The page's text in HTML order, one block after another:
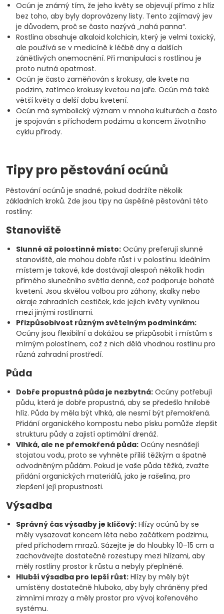
Ocún je známý tím, že jeho květy se objevují přímo z hlíz
bez toho, aby byly doprovázeny listy. Tento zajímavý jev
je důvodem, proč se často nazývá „nahá panna“.
Rostlina obsahuje alkaloid kolchicin, který je velmi toxický,
ale používá se v medicíně k léčbě dny a dalších
zánětlivých onemocnění. Při manipulaci s rostlinou je
proto nutná opatrnost.
Ocún je často zaměňován s krokusy, ale kvete na
podzim, zatímco krokusy kvetou na jaře. Ocún má také
větší květy a delší dobu kvetení.
Ocún má symbolický význam v mnoha kulturách a často
je spojován s příchodem podzimu a koncem životního
cyklu přírody.
Tipy pro pěstování ocúnů
Pěstování ocúnů je snadné, pokud dodržíte několik
základních kroků. Zde jsou tipy na úspěšné pěstování této
rostliny:
Stanoviště
Slunné až polostinné místo: Ocúny preferují slunné
stanoviště, ale mohou dobře růst i v polostínu. Ideálním
místem je takové, kde dostávají alespoň několik hodin
přímého slunečního světla denně, což podporuje bohaté
kvetení. Jsou skvělou volbou pro záhony, skalky nebo
okraje zahradních cestiček, kde jejich květy vyniknou
mezi jinými rostlinami.
Přizpůsobivost různým světelným podmínkám:
Ocúny jsou flexibilní a dokážou se přizpůsobit i místům s
mírným polostínem, což z nich dělá vhodnou rostlinu pro
různá zahradní prostředí.
Půda
Dobře propustná půda je nezbytná: Ocúny potřebují
půdu, která je dobře propustná, aby se předešlo hnilobě
hlíz. Půda by měla být vlhká, ale nesmí být přemokřená.
Přidání organického kompostu nebo písku pomůže zlepšit
strukturu půdy a zajistí optimální drenáž.
Vlhká, ale ne přemokřená půda: Ocúny nesnášejí
stojatou vodu, proto se vyhněte příliš těžkým a špatně
odvodněným půdám. Pokud je vaše půda těžká, zvažte
přidání organických materiálů, jako je rašelina, pro
zlepšení její propustnosti.
Výsadba
Správný čas výsadby je klíčový: Hlízy ocúnů by se
měly vysazovat koncem léta nebo začátkem podzimu,
před příchodem mrazů. Sázejte je do hloubky 10–15 cm a
zachovávejte dostatečné rozestupy mezi hlízami, aby
měly rostliny prostor k růstu a nebyly přeplněné.
Hlubší výsadba pro lepší růst: Hlízy by měly být
umístěny dostatečně hluboko, aby byly chráněny před
zimními mrazy a měly prostor pro vývoj kořenového
systému.